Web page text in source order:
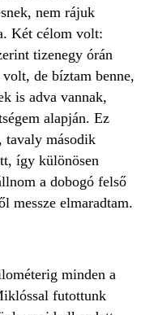
nem rájuk
Két célom volt:
tizenegy órán
de bíztam benne,
is adva vannak,
alapján. Ez
második
így különösen
a dobogó felső
messze elmaradtam.
minden a
futottunk